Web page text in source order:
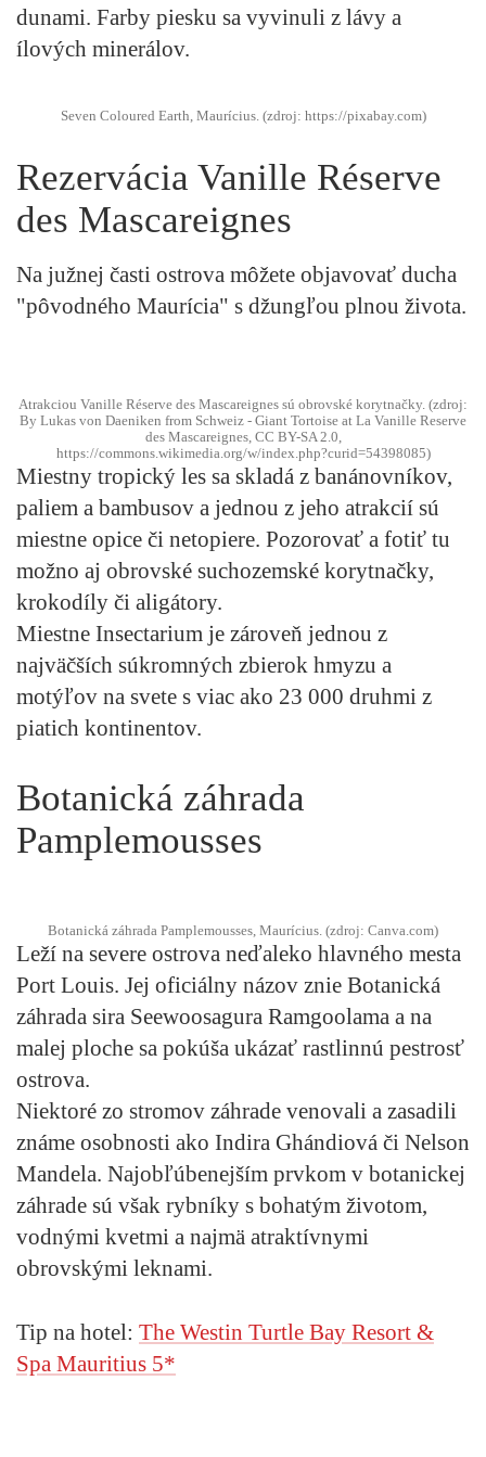
dunami. Farby piesku sa vyvinuli z lávy a
ílových minerálov.
Seven Coloured Earth, Maurícius. (zdroj: https://pixabay.com)
Rezervácia Vanille Réserve
des Mascareignes
Na južnej časti ostrova môžete objavovať ducha
"pôvodného Maurícia" s džungľou plnou života.
Atrakciou Vanille Réserve des Mascareignes sú obrovské korytnačky. (zdroj:
By Lukas von Daeniken from Schweiz - Giant Tortoise at La Vanille Reserve
des Mascareignes, CC BY-SA 2.0,
https://commons.wikimedia.org/w/index.php?curid=54398085)
Miestny tropický les sa skladá z banánovníkov,
paliem a bambusov a jednou z jeho atrakcií sú
miestne opice či netopiere. Pozorovať a fotiť tu
možno aj obrovské suchozemské korytnačky,
krokodíly či aligátory.
Miestne Insectarium je zároveň jednou z
najväčších súkromných zbierok hmyzu a
motýľov na svete s viac ako 23 000 druhmi z
piatich kontinentov.
Botanická záhrada
Pamplemousses
Botanická záhrada Pamplemousses, Maurícius. (zdroj: Canva.com)
Leží na severe ostrova neďaleko hlavného mesta
Port Louis. Jej oficiálny názov znie Botanická
záhrada sira Seewoosagura Ramgoolama a na
malej ploche sa pokúša ukázať rastlinnú pestrosť
ostrova.
Niektoré zo stromov záhrade venovali a zasadili
známe osobnosti ako Indira Ghándiová či Nelson
Mandela. Najobľúbenejším prvkom v botanickej
záhrade sú však rybníky s bohatým životom,
vodnými kvetmi a najmä atraktívnymi
obrovskými leknami.
Tip na hotel: The Westin Turtle Bay Resort &
Spa Mauritius 5*